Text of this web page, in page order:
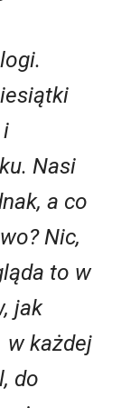
i
Nasi
a co
Nic,
to w
jak
w każdej
do